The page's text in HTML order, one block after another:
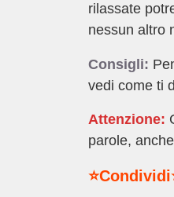
rilassate
nessun altro
Consigli:
vedi come ti
Attenzione:
parole,